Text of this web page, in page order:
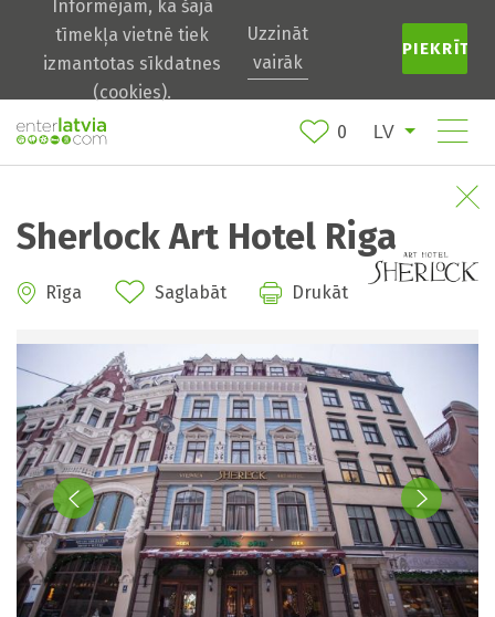
Informējam, ka šajā
tīmekļa vietnē tiek
izmantotas sīkdatnes
(cookies).
Uzzināt
vairāk
PIEKRĪTU
0
Sherlock Art Hotel Riga
Rīga Saglabāt Drukāt